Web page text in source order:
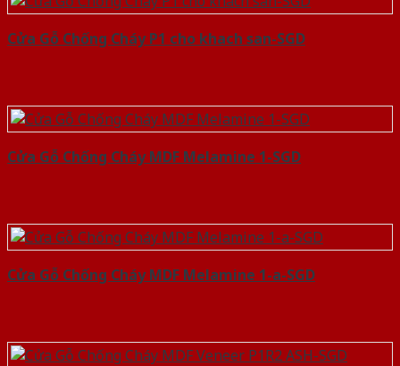
Cửa Gỗ Chống Cháy P1 cho khach san-SGD
Cửa Gỗ Chống Cháy MDF Melamine 1-SGD
Cửa Gỗ Chống Cháy MDF Melamine 1-a-SGD